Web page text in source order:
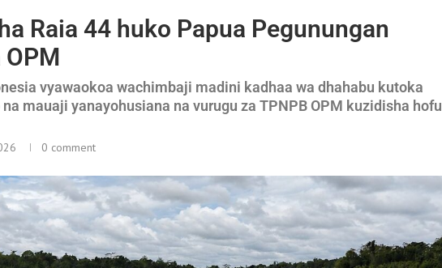
Raia 44 huko Papua Pegunungan
vyawaokoa wachimbaji madini kadhaa wa dhahabu kutoka
mauaji yanayohusiana na vurugu za TPNPB OPM kuzidisha hofu
0 comment